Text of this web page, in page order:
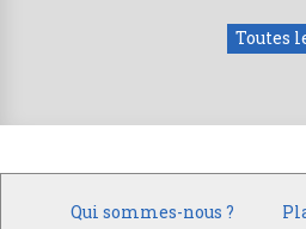
Toutes
Qui sommes-nous ?